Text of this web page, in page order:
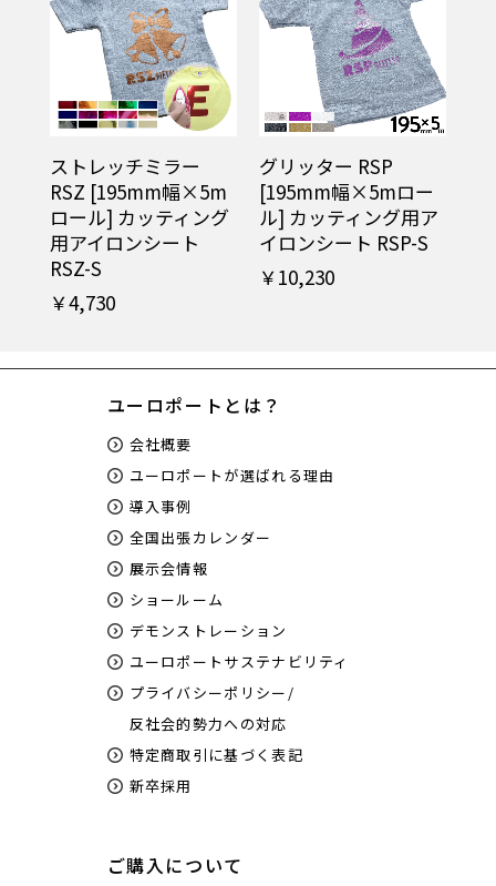
ストレッチミラー
RSZ [195mm幅×5m
ロール] カッティング
用アイロンシート
RSZ-S
￥4,730
グリッター RSP
[195mm幅×5mロー
ル] カッティング用ア
イロンシート RSP-S
￥10,230
ユーロポートとは？
会社概要
ユーロポートが選ばれる理由
導入事例
全国出張カレンダー
展示会情報
ショールーム
デモンストレーション
ユーロポートサステナビリティ
プライバシーポリシー/
反社会的勢力への対応
特定商取引に基づく表記
新卒採用
ご購入について